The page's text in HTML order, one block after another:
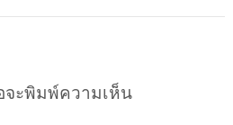
จะพิมพ์ความเห็น